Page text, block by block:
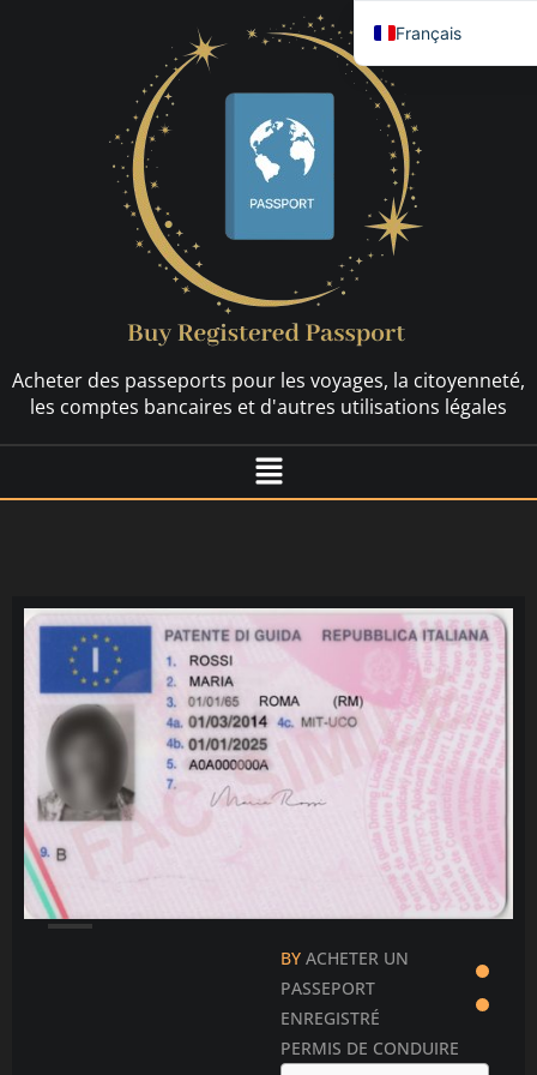
Acheter des passeports pour les voyages, la citoyenneté,
les comptes bancaires et d'autres utilisations légales
BY ACHETER UN
PASSEPORT
ENREGISTRÉ
PERMIS DE CONDUIRE
Français
English
العربية
简体中文
Español
Nederlands
Svenska
Português
Slovenščina
Bahasa Indonesia
Polski
한국어